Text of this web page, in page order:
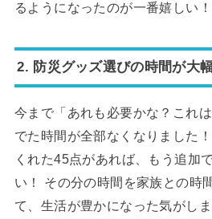
るようになったのが一番嬉しい！
2. 防災グッズ選びの時間が大
今まで「あれも必要かな？これ
でた時間が全部なくなりました
くれた45点があれば、もう追加
い！ その分の時間を家族との時
て、生活が豊かになった気がしま